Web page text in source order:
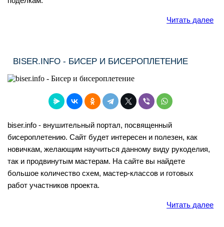
Читать далее
BISER.INFO - БИСЕР И БИСЕРОПЛЕТЕНИЕ
biser.info - внушительный портал, посвященный
бисероплетению. Сайт будет интересен и полезен, как
новичкам, желающим научиться данному виду рукоделия,
так и продвинутым мастерам. На сайте вы найдете
большое количество схем, мастер-классов и готовых
работ участников проекта.
Читать далее